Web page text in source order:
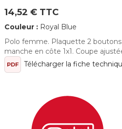
14,52 € TTC
Couleur : Royal Blue
Polo femme. Plaquette 2
manche en côte 1x1. Coupe
PDF Télécharger la fiche